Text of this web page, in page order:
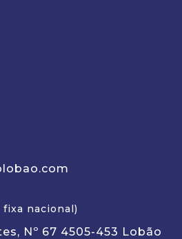
fixa nacional)
Nº 67 4505-453 Lobão